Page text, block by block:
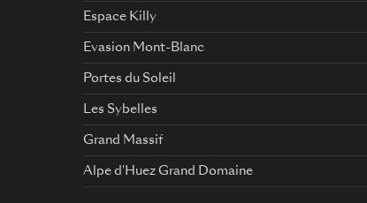
Espace Killy
Evasion Mont-Blanc
Portes du Soleil
Les Sybelles
Grand Massif
Alpe d'Huez Grand Domaine